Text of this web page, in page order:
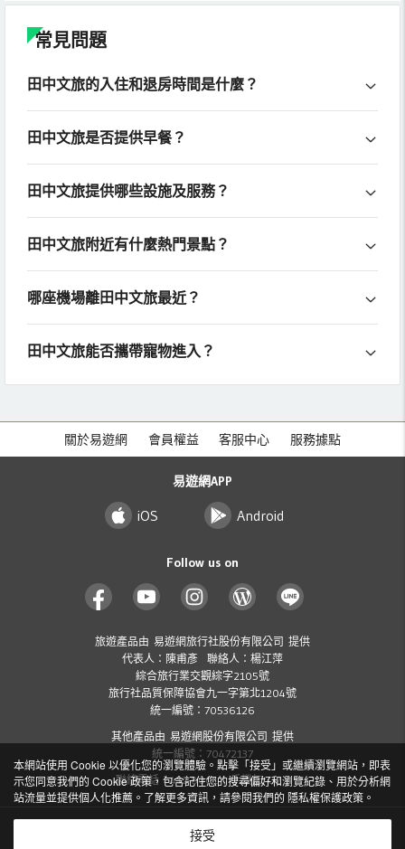
常見問題
田中文旅的入住和退房時間是什麼？
田中文旅是否提供早餐？
田中文旅提供哪些設施及服務？
田中文旅附近有什麼熱門景點？
哪座機場離田中文旅最近？
田中文旅能否攜帶寵物進入？
關於易遊網 會員權益 客服中心 服務據點
易遊網APP
iOS Android
Follow us on
旅遊產品由 易遊網旅行社股份有限公司 提供
代表人：陳甫彥 聯絡人：楊江萍
綜合旅行業交觀綜字2105號
旅行社品質保障協會九一字第北1204號
統一編號：70536126
其他產品由 易遊網股份有限公司 提供
統一編號：70472137
聯絡電話：412-8001 ( 手機加 02 )
2026 ezTravel Co., Ltd. All rights reserved.
隱私權保護政策及個資聲明
本網站使用 Cookie 以優化您的瀏覽體驗。點擊「接受」或繼續瀏覽網站，即表
示您同意我們的 Cookie 政策，包含記住您的搜尋偏好和瀏覽紀錄、用於分析網
站流量並提供個人化推薦。了解更多資訊，請參閱我們的 隱私權保護政策 。
接受